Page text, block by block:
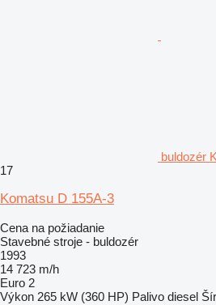
buldozér
17
Komatsu D 155A-3
Cena na požiadanie
Stavebné stroje - buldozér
1993
14 723 m/h
Euro 2
Výkon 265 kW (360 HP) Palivo diesel